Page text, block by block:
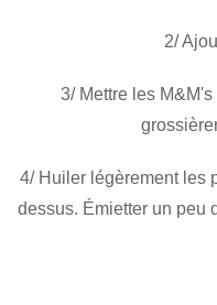
2/
3/ Mettre les
4/ Huiler légèrement les
dessus. Émietter un peu